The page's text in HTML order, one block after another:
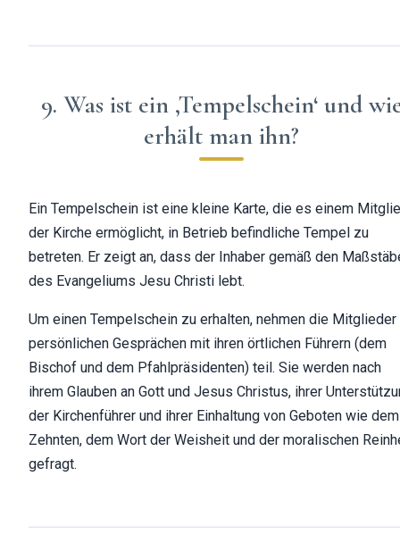
9. Was ist ein ‚Tempelschein‘ und
erhält man ihn?
Ein Tempelschein ist eine kleine Karte, die es einem
der Kirche ermöglicht, in Betrieb befindliche Tempel zu
betreten. Er zeigt an, dass der Inhaber gemäß den
des Evangeliums Jesu Christi lebt.
Um einen Tempelschein zu erhalten, nehmen die Mitglieder
persönlichen Gesprächen mit ihren örtlichen Führern (dem
Bischof und dem Pfahlpräsidenten) teil. Sie werden nach
ihrem Glauben an Gott und Jesus Christus, ihrer
der Kirchenführer und ihrer Einhaltung von Geboten wie dem
Zehnten, dem Wort der Weisheit und der moralischen
gefragt.